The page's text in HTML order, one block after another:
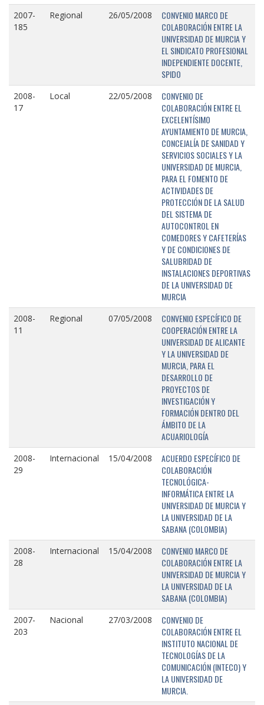
2007-
185
Regional 26/05/2008
CONVENIO MARCO DE
COLABORACIÓN ENTRE LA
UNIVERSIDAD DE MURCIA Y
EL SINDICATO PROFESIONAL
INDEPENDIENTE DOCENTE,
SPIDO
2008-
17
Local 22/05/2008
CONVENIO DE
COLABORACIÓN ENTRE EL
EXCELENTÍSIMO
AYUNTAMIENTO DE MURCIA,
CONCEJALÍA DE SANIDAD Y
SERVICIOS SOCIALES Y LA
UNIVERSIDAD DE MURCIA,
PARA EL FOMENTO DE
ACTIVIDADES DE
PROTECCIÓN DE LA SALUD
DEL SISTEMA DE
AUTOCONTROL EN
COMEDORES Y CAFETERÍAS
Y DE CONDICIONES DE
SALUBRIDAD DE
INSTALACIONES DEPORTIVAS
DE LA UNIVERSIDAD DE
MURCIA
2008-
11
Regional 07/05/2008
CONVENIO ESPECÍFICO DE
COOPERACIÓN ENTRE LA
UNIVERSIDAD DE ALICANTE
Y LA UNIVERSIDAD DE
MURCIA, PARA EL
DESARROLLO DE
PROYECTOS DE
INVESTIGACIÓN Y
FORMACIÓN DENTRO DEL
ÁMBITO DE LA
ACUARIOLOGÍA
2008-
29
Internacional 15/04/2008
ACUERDO ESPECÍFICO DE
COLABORACIÓN
TECNOLÓGICA-
INFORMÁTICA ENTRE LA
UNIVERSIDAD DE MURCIA Y
LA UNIVERSIDAD DE LA
SABANA (COLOMBIA)
2008-
28
Internacional 15/04/2008
CONVENIO MARCO DE
COLABORACIÓN ENTRE LA
UNIVERSIDAD DE MURCIA Y
LA UNIVERSIDAD DE LA
SABANA (COLOMBIA)
2007-
203
Nacional 27/03/2008
CONVENIO DE
COLABORACIÓN ENTRE EL
INSTITUTO NACIONAL DE
TECNOLOGÍAS DE LA
COMUNICACIÓN (INTECO) Y
LA UNIVERSIDAD DE
MURCIA.